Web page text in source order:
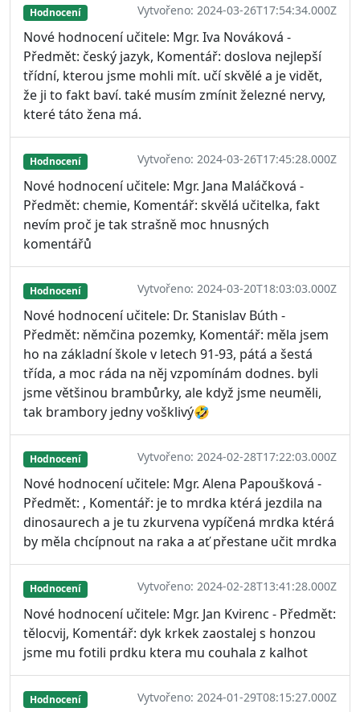
Hodnocení Vytvořeno: 2024-03-26T17:54:34.000Z
Nové hodnocení učitele: Mgr. Iva Nováková -
Předmět: český jazyk, Komentář: doslova nejlepší
třídní, kterou jsme mohli mít. učí skvělé a je vidět,
že ji to fakt baví. také musím zmínit železné nervy,
které táto žena má.
Hodnocení Vytvořeno: 2024-03-26T17:45:28.000Z
Nové hodnocení učitele: Mgr. Jana Maláčková -
Předmět: chemie, Komentář: skvělá učitelka, fakt
nevím proč je tak strašně moc hnusných
komentářů
Hodnocení Vytvořeno: 2024-03-20T18:03:03.000Z
Nové hodnocení učitele: Dr. Stanislav Búth -
Předmět: němčina pozemky, Komentář: měla jsem
ho na základní škole v letech 91-93, pátá a šestá
třída, a moc ráda na něj vzpomínám dodnes. byli
jsme většinou brambůrky, ale když jsme neuměli,
tak brambory jedny vošklivý🤣
Hodnocení Vytvořeno: 2024-02-28T17:22:03.000Z
Nové hodnocení učitele: Mgr. Alena Papoušková -
Předmět: , Komentář: je to mrdka ktérá jezdila na
dinosaurech a je tu zkurvena vypíčená mrdka ktérá
by měla chcípnout na raka a ať přestane učit mrdka
Hodnocení Vytvořeno: 2024-02-28T13:41:28.000Z
Nové hodnocení učitele: Mgr. Jan Kvirenc - Předmět:
tělocvij, Komentář: dyk krkek zaostalej s honzou
jsme mu fotili prdku ktera mu couhala z kalhot
Hodnocení Vytvořeno: 2024-01-29T08:15:27.000Z